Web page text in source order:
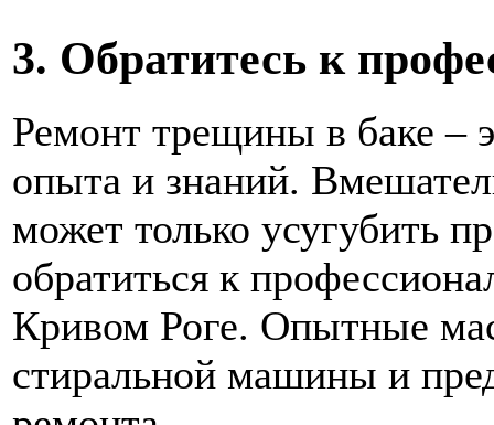
3. Обратитесь к
Ремонт трещины в баке –
опыта и знаний.
может только усугубить
обратиться к
Кривом Роге. Опытные
стиральной машины и